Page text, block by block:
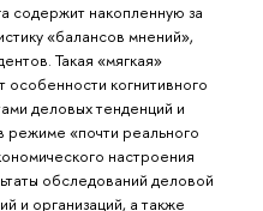
содержит накопленную за
«балансов мнений»,
Такая «мягкая»
особенности когнитивного
деловых тенденций и
режиме «почти реального
настроения
обследований деловой
и организаций, а также